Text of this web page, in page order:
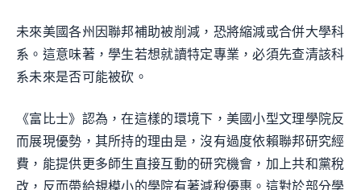
未來美國各州因聯邦補助被削減，恐將縮減或合併大學科
系。這意味著，學生若想就讀特定專業，必須先查清該科
系未來是否可能被砍。
《富比士》認為，在這樣的環境下，美國小型文理學院反
而展現優勢，其所持的理由是，沒有過度依賴聯邦研究經
費，能提供更多師生直接互動的研究機會，加上共和黨稅
改，反而帶給規模小的學院有著減稅優惠。這對於部分學